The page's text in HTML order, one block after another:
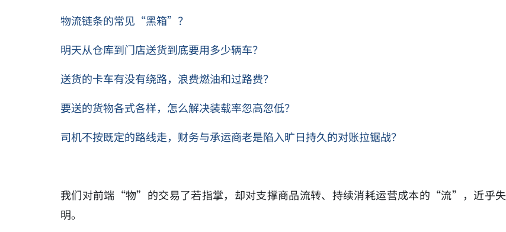
物流链条的常见“黑箱”？
明天从仓库到门店送货到底要用多少辆车？
送货的卡车有没有绕路，浪费燃油和过路费？
要送的货物各式各样，怎么解决装载率忽高忽低？
司机不按既定的路线走，财务与承运商老是陷入旷日持久的对账拉锯战？
我们对前端“物”的交易了若指掌，却对支撑商品流转、持续消耗运营成本的“流”，近乎失
明。